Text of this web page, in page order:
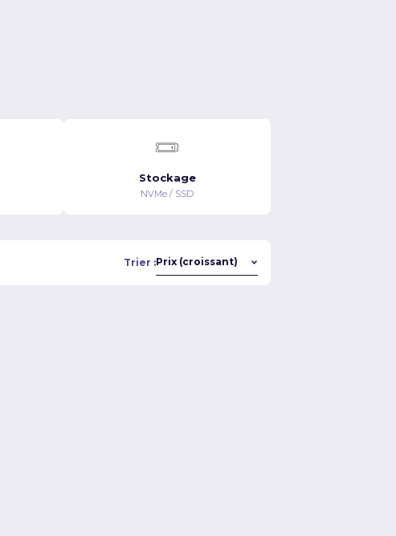
Stockage
NVMe / SSD
Trier :